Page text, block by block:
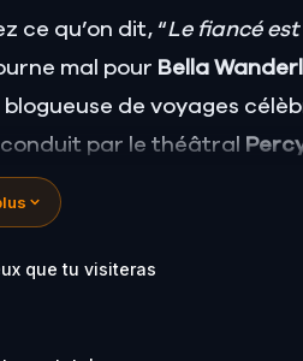
ce qu’on dit, “Le fiancé
mal pour Bella
blogueuse de voyages
par le théâtral
la vérité.
ce meutre a été commis
le guide au penchant
par quelqu’un d’autre,
que tu visiteras